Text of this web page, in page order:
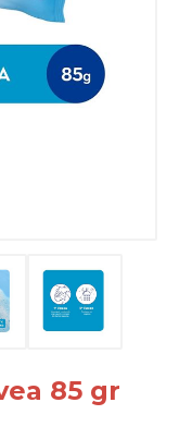
85 gr